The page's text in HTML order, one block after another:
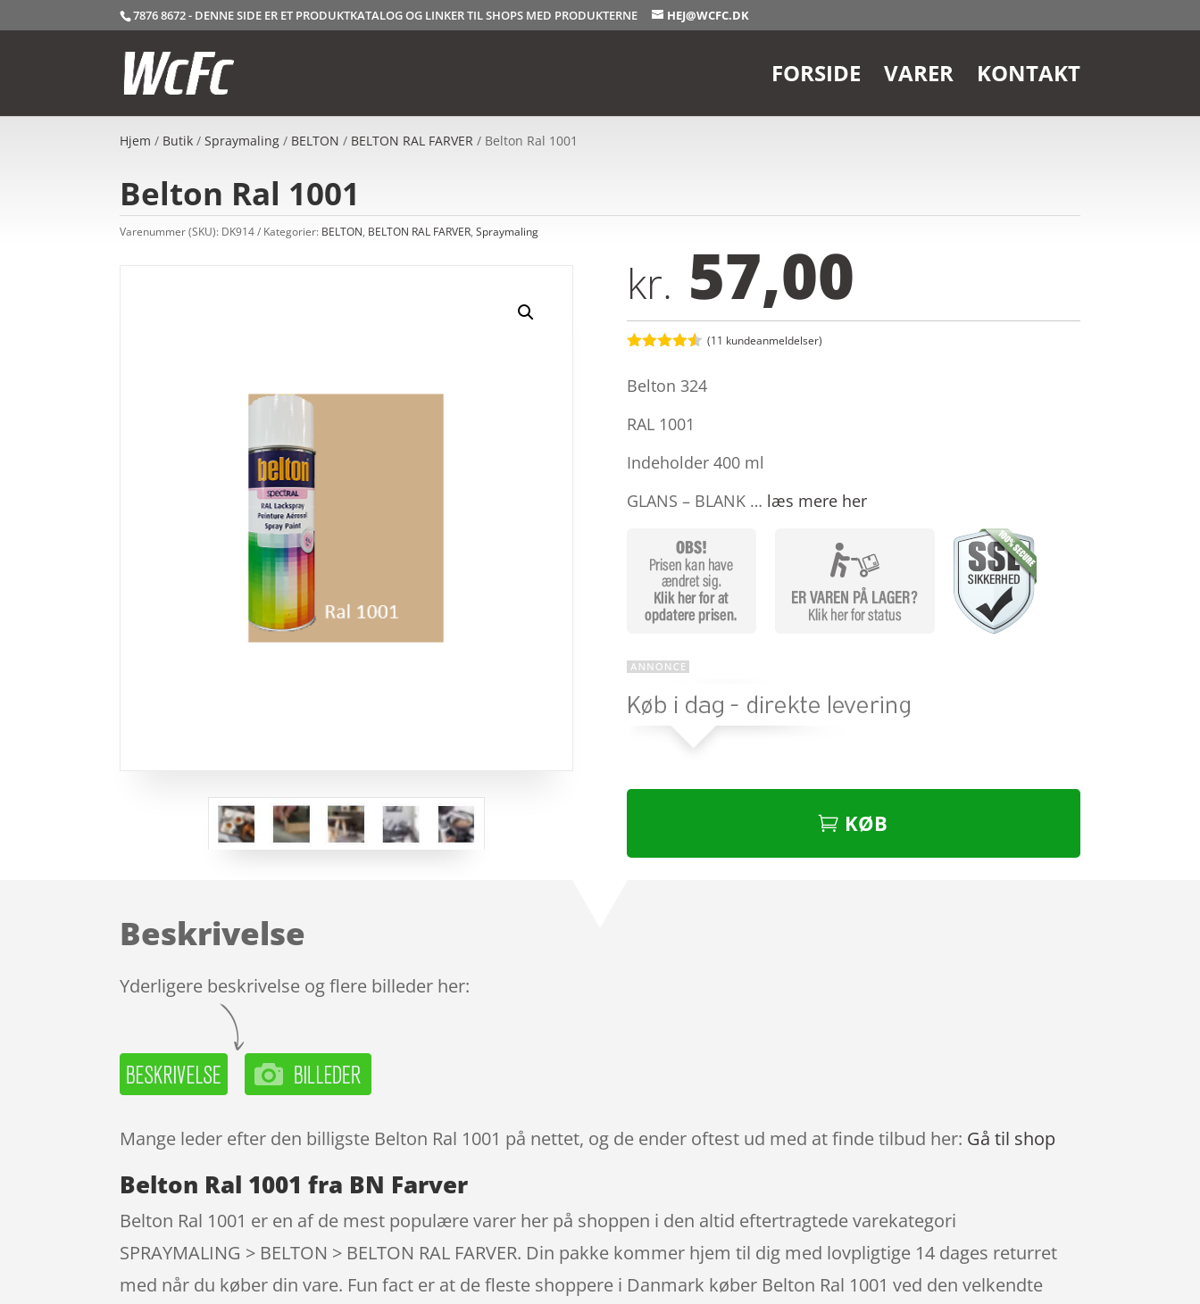
7876 8672 - DENNE SIDE ER ET PRODUKTKATALOG OG LINKER TIL SHOPS MED PRODUKTERNE HEJ@WCFC.DK
FORSIDE VARER KONTAKT
Hjem / Butik /Spraymaling / BELTON / BELTON RAL FARVER / Belton Ral 1001
Belton Ral 1001
Varenummer (SKU): DK914 Kategorier: BELTON, BELTON RAL FARVER,Spraymaling
kr. 57,00
ud af 5
på
kundebedø
(11 kundeanmeldelser)
Belton 324
RAL 1001
Indeholder 400 ml
GLANS – BLANK … læs mere her
KØB
Beskrivelse
Yderligere beskrivelse og flere billeder her:
Mange leder efter den billigste Belton Ral 1001 på nettet, og de ender oftest ud med at finde tilbud her: Gå til shop
Belton Ral 1001 fra BN Farver
Belton Ral 1001 er en af de mest populære varer her på shoppen i den altid eftertragtede varekategori
SPRAYMALING > BELTON > BELTON RAL FARVER. Din pakke kommer hjem til dig med lovpligtige 14 dages returret
med når du køber din vare. Fun fact er at de fleste shoppere i Danmark køber Belton Ral 1001 ved den velkendte